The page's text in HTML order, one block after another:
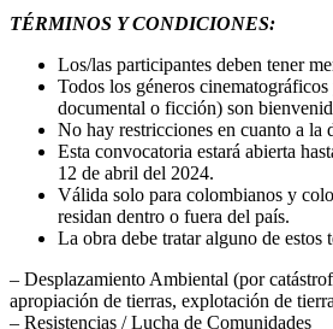
TÉRMINOS Y CONDICIONES:
Los/las participantes deben tener
Todos los géneros
documental o ficción) son
No hay restricciones en cuanto a la
Esta convocatoria estará abierta
12 de abril del 2024.
Válida solo para colombianos y
residan dentro o fuera del país.
La obra debe tratar alguno de estos
– Desplazamiento Ambiental (por
apropiación de tierras, explotación de
– Resistencias / Lucha de Comunidades